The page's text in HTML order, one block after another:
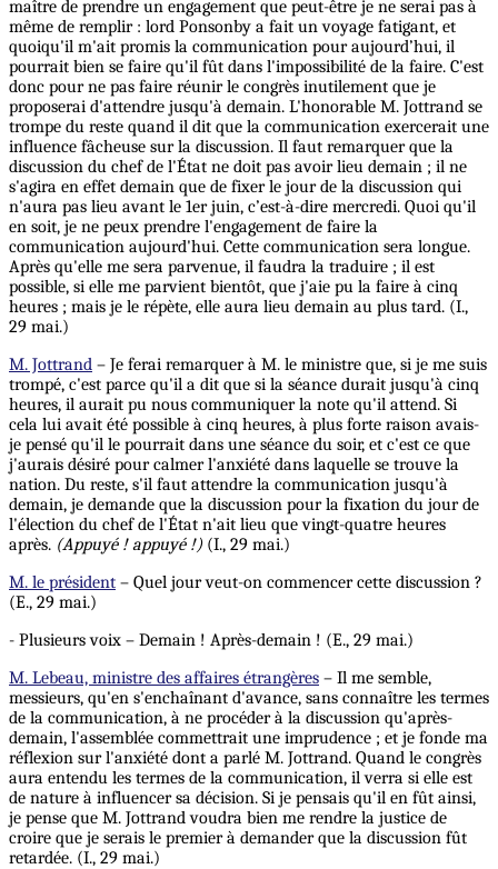
maître de prendre un engagement que peut-être je ne serai pas à
même de remplir : lord Ponsonby a fait un voyage fatigant, et
quoiqu'il m'ait promis la communication pour aujourd’hui, il
pourrait bien se faire qu'il fût dans l'impossibilité de la faire. C'est
donc pour ne pas faire réunir le congrès inutilement que je
proposerai d'attendre jusqu'à demain. L'honorable M. Jottrand se
trompe du reste quand il dit que la communication exercerait une
influence fâcheuse sur la discussion. Il faut remarquer que la
discussion du chef de l'État ne doit pas avoir lieu demain ; il ne
s'agira en effet demain que de fixer le jour de la discussion qui
n'aura pas lieu avant le 1er juin, c’est-à-dire mercredi. Quoi qu'il
en soit, je ne peux prendre l'engagement de faire la
communication aujourd'hui. Cette communication sera longue.
Après qu'elle me sera parvenue, il faudra la traduire ; il est
possible, si elle me parvient bientôt, que j'aie pu la faire à cinq
heures ; mais je le répète, elle aura lieu demain au plus tard. (I.,
29 mai.)
M. Jottrand – Je ferai remarquer à M. le ministre que, si je me suis
trompé, c'est parce qu'il a dit que si la séance durait jusqu'à cinq
heures, il aurait pu nous communiquer la note qu'il attend. Si
cela lui avait été possible à cinq heures, à plus forte raison avais-
je pensé qu'il le pourrait dans une séance du soir, et c'est ce que
j'aurais désiré pour calmer l'anxiété dans laquelle se trouve la
nation. Du reste, s'il faut attendre la communication jusqu'à
demain, je demande que la discussion pour la fixation du jour de
l'élection du chef de l'État n'ait lieu que vingt-quatre heures
après. (Appuyé ! appuyé !)(I., 29 mai.)
M. le président – Quel jour veut-on commencer cette discussion ?
(E., 29 mai.)
- Plusieurs voix – Demain ! Après-demain ! (E., 29 mai.)
M. Lebeau, ministre des affaires étrangères – Il me semble,
messieurs, qu'en s'enchaînant d'avance, sans connaître les termes
de la communication, à ne procéder à la discussion qu'après-
demain, l'assemblée commettrait une imprudence ; et je fonde ma
réflexion sur l'anxiété dont a parlé M. Jottrand. Quand le congrès
aura entendu les termes de la communication, il verra si elle est
de nature à influencer sa décision. Si je pensais qu'il en fût ainsi,
je pense que M. Jottrand voudra bien me rendre la justice de
croire que je serais le premier à demander que la discussion fût
retardée. (I., 29 mai.)